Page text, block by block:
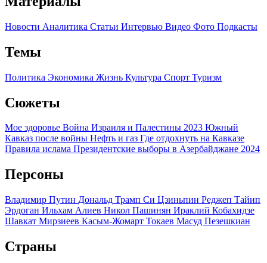
Новости Аналитика Статьи Интервью Видео Фото Подкасты
Темы
Политика Экономика Жизнь Культура Спорт Туризм
Сюжеты
Мое здоровье Война Израиля и Палестины 2023 Южный
Кавказ после войны Нефть и газ Где отдохнуть на Кавказе
Правила ислама Президентские выборы в Азербайджане 2024
Персоны
Владимир Путин Дональд Трамп Си Цзиньпин Реджеп Тайип
Эрдоган Ильхам Алиев Никол Пашинян Ираклий Кобахидзе
Шавкат Мирзиеев Касым-Жомарт Токаев Масуд Пезешкиан
Страны